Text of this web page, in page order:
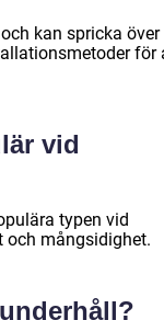
kan spricka över
för
vid
typen vid
och mångsidighet.